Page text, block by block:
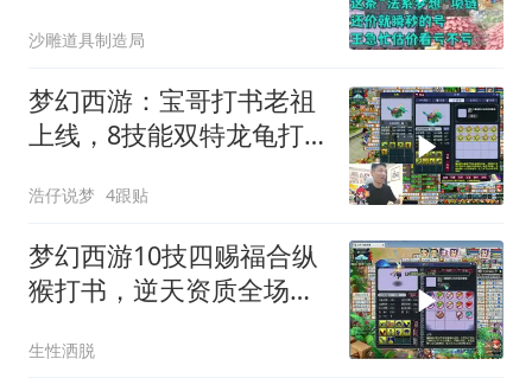
沙雕道具制造局
梦幻西游：宝哥打书老祖
上线，8技能双特龙龟打
浩仔说梦 4跟贴
梦幻西游10技四赐福合纵
猴打书，逆天资质全场瞩
生性洒脱